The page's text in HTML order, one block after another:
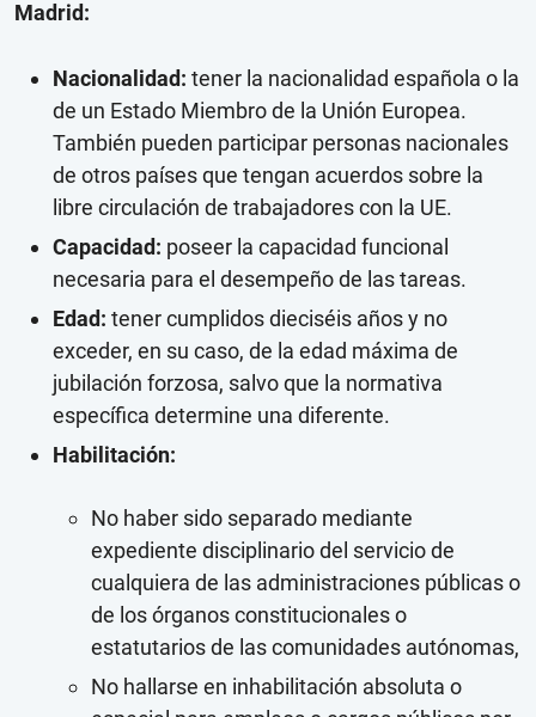
Madrid:
Nacionalidad: tener la nacionalidad española o la
de un Estado Miembro de la Unión Europea.
También pueden participar personas nacionales
de otros países que tengan acuerdos sobre la
libre circulación de trabajadores con la UE.
Capacidad: poseer la capacidad funcional
necesaria para el desempeño de las tareas.
Edad: tener cumplidos dieciséis años y no
exceder, en su caso, de la edad máxima de
jubilación forzosa, salvo que la normativa
específica determine una diferente.
Habilitación:
No haber sido separado mediante
expediente disciplinario del servicio de
cualquiera de las administraciones públicas o
de los órganos constitucionales o
estatutarios de las comunidades autónomas,
No hallarse en inhabilitación absoluta o